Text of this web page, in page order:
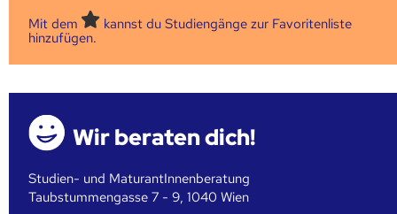
Mit dem
kannst du Studiengänge zur Favoritenliste
hinzufügen.
Wir beraten dich!
Studien- und MaturantInnenberatung
Taubstummengasse 7 - 9, 1040 Wien